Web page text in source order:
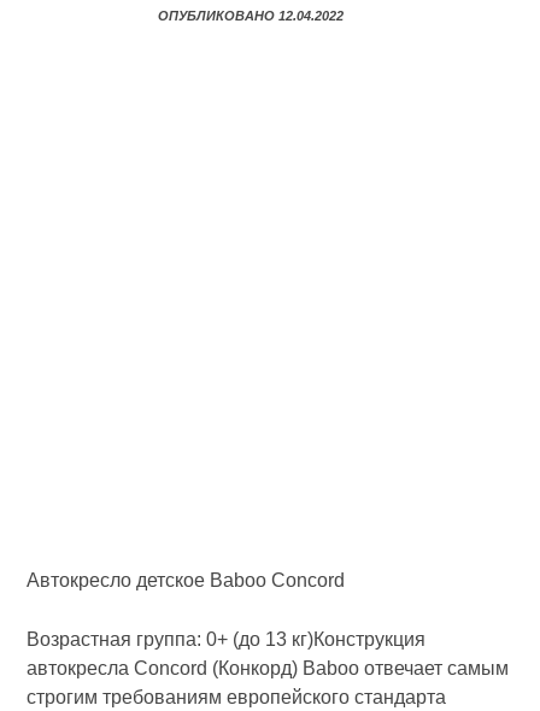
ОПУБЛИКОВАНО 12.04.2022
Автокресло детское Baboo Concord
Возрастная группа: 0+ (до 13 кг)Конструкция
автокресла Concord (Конкорд) Baboo отвечает самым
строгим требованиям европейского стандарта